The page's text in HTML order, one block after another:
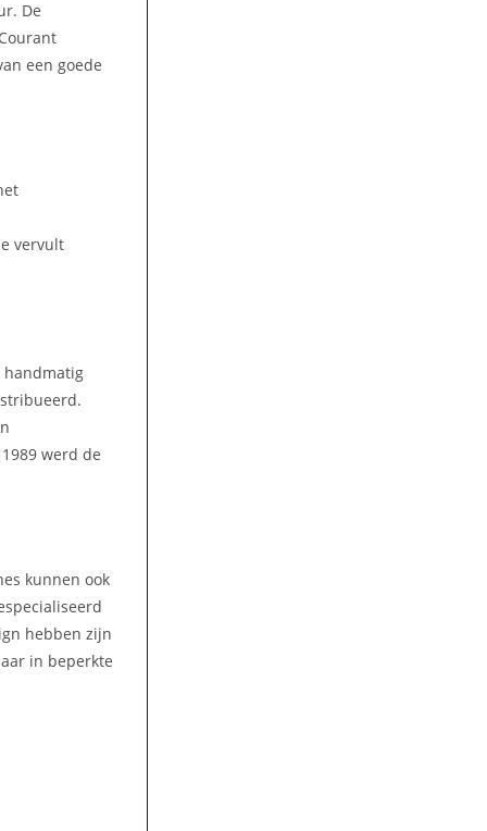
De
een goede
vervult
handmatig
werd de
kunnen ook
hebben zijn
in beperkte